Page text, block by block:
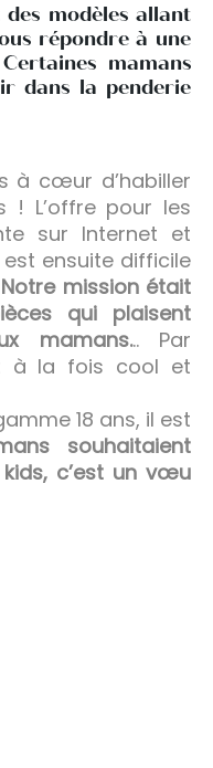
modèles allant
répondre à une
mamans
dans la penderie
à cœur d’habiller
! L’offre pour les
sur Internet et
ensuite difficile
Notre mission était
qui plaisent
mamans... Par
à la fois cool et
18 ans, il est
souhaitaient
c’est un vœu